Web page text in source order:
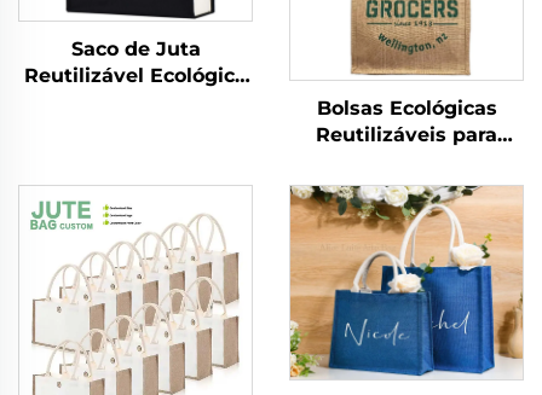
Saco de Juta
Reutilizável Ecológico
e Compras
Bolsas Ecológicas
Reutilizáveis para
para Mulheres,
Personalizadas em
Saco de Sisal ou Juta
com Logotipo, para
Embalagem e Uso ao
Ar Livre